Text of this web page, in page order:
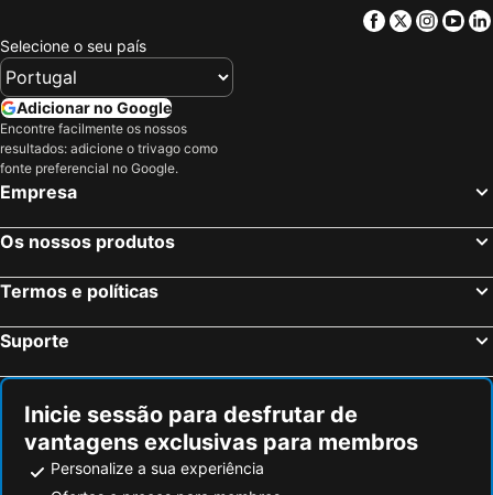
Facebook
Twitter
Selecione o seu país
Adicionar no Google
Encontre facilmente os nossos
resultados: adicione o trivago como
fonte preferencial no Google.
Empresa
Os nossos produtos
Termos e políticas
Suporte
Inicie sessão para desfrutar de
vantagens exclusivas para membros
Personalize a sua experiência